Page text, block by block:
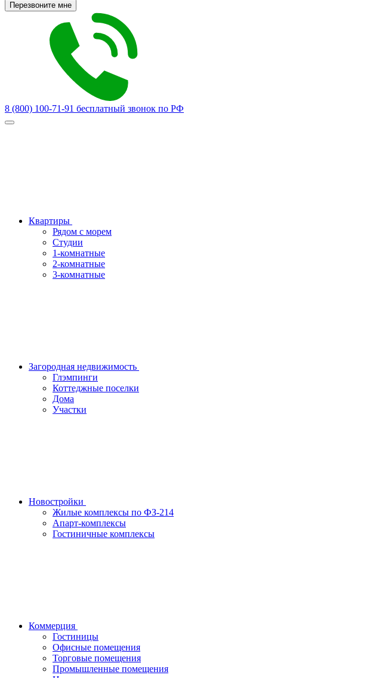
Перезвоните мне
8 (800) 100-71-91 бесплатный звонок по РФ
Квартиры
Рядом с морем
Студии
1-комнатные
2-комнатные
3-комнатные
Загородная недвижимость
Глэмпинги
Коттеджные поселки
Дома
Участки
Новостройки
Жилые комплексы по ФЗ-214
Апарт-комплексы
Гостиничные комплексы
Коммерция
Гостиницы
Офисные помещения
Торговые помещения
Промышленные помещения